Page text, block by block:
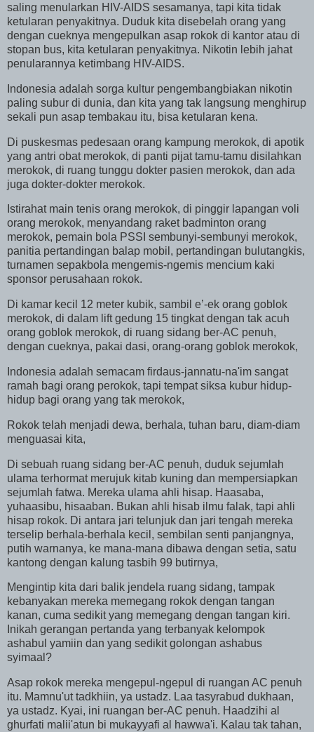
saling menularkan HIV-AIDS sesamanya, tapi kita tidak
ketularan penyakitnya. Duduk kita disebelah orang yang
dengan cueknya mengepulkan asap rokok di kantor atau di
stopan bus, kita ketularan penyakitnya. Nikotin lebih jahat
penularannya ketimbang HIV-AIDS.
Indonesia adalah sorga kultur pengembangbiakan nikotin
paling subur di dunia, dan kita yang tak langsung menghirup
sekali pun asap tembakau itu, bisa ketularan kena.
Di puskesmas pedesaan orang kampung merokok, di apotik
yang antri obat merokok, di panti pijat tamu-tamu disilahkan
merokok, di ruang tunggu dokter pasien merokok, dan ada
juga dokter-dokter merokok.
Istirahat main tenis orang merokok, di pinggir lapangan voli
orang merokok, menyandang raket badminton orang
merokok, pemain bola PSSI sembunyi-sembunyi merokok,
panitia pertandingan balap mobil, pertandingan bulutangkis,
turnamen sepakbola mengemis-ngemis mencium kaki
sponsor perusahaan rokok.
Di kamar kecil 12 meter kubik, sambil e’-ek orang goblok
merokok, di dalam lift gedung 15 tingkat dengan tak acuh
orang goblok merokok, di ruang sidang ber-AC penuh,
dengan cueknya, pakai dasi, orang-orang goblok merokok,
Indonesia adalah semacam firdaus-jannatu-na'im sangat
ramah bagi orang perokok, tapi tempat siksa kubur hidup-
hidup bagi orang yang tak merokok,
Rokok telah menjadi dewa, berhala, tuhan baru, diam-diam
menguasai kita,
Di sebuah ruang sidang ber-AC penuh, duduk sejumlah
ulama terhormat merujuk kitab kuning dan mempersiapkan
sejumlah fatwa. Mereka ulama ahli hisap. Haasaba,
yuhaasibu, hisaaban. Bukan ahli hisab ilmu falak, tapi ahli
hisap rokok. Di antara jari telunjuk dan jari tengah mereka
terselip berhala-berhala kecil, sembilan senti panjangnya,
putih warnanya, ke mana-mana dibawa dengan setia, satu
kantong dengan kalung tasbih 99 butirnya,
Mengintip kita dari balik jendela ruang sidang, tampak
kebanyakan mereka memegang rokok dengan tangan
kanan, cuma sedikit yang memegang dengan tangan kiri.
Inikah gerangan pertanda yang terbanyak kelompok
ashabul yamiin dan yang sedikit golongan ashabus
syimaal?
Asap rokok mereka mengepul-ngepul di ruangan AC penuh
itu. Mamnu'ut tadkhiin, ya ustadz. Laa tasyrabud dukhaan,
ya ustadz. Kyai, ini ruangan ber-AC penuh. Haadzihi al
ghurfati malii'atun bi mukayyafi al hawwa'i. Kalau tak tahan,